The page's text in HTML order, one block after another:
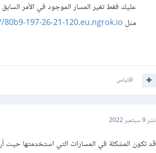
عليك فقط تغير المسار الموجود في الأمر
مثل 197-26-21-120.eu.ngrok.io
اقتباس
نشر9 سبتمبر 2022
قد تكون المشكلة في المسارات التي استخدمتها